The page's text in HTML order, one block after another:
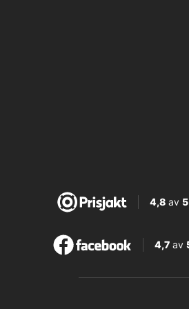
4,8 av5
4,7av